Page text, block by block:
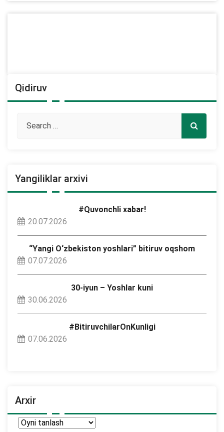
Qidiruv
Yangiliklar arxivi
#Quvonchli xabar!
20.07.2026
“Yangi O‘zbekiston yoshlari” bitiruv oqshom
07.07.2026
30-iyun – Yoshlar kuni
30.06.2026
#BitiruvchilarOnKunligi
07.06.2026
Arxir
Arxir